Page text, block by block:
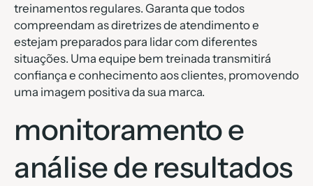
treinamentos regulares. Garanta que todos
compreendam as diretrizes de atendimento e
estejam preparados para lidar com diferentes
situações. Uma equipe bem treinada transmitirá
confiança e conhecimento aos clientes, promovendo
uma imagem positiva da sua marca.
monitoramento e
análise de resultados